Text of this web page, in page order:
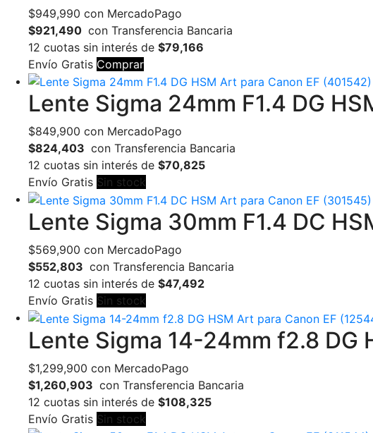
$949,990 con MercadoPago
$921,490 con Transferencia Bancaria
12 cuotas sin interés de $79,166
Envío Gratis Comprar
Lente Sigma 24mm F1.4 DG
$849,900 con MercadoPago
$824,403 con Transferencia Bancaria
12 cuotas sin interés de $70,825
Envío Gratis Sin stock
Lente Sigma 30mm F1.4 DC
$569,900 con MercadoPago
$552,803 con Transferencia Bancaria
12 cuotas sin interés de $47,492
Envío Gratis Sin stock
Lente Sigma 14-24mm f2.8 DG
$1,299,900 con MercadoPago
$1,260,903 con Transferencia Bancaria
12 cuotas sin interés de $108,325
Envío Gratis Sin stock